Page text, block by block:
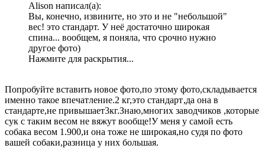
Alison написал(а):
Вы, конечно, извините, но это и не "небольшой"
вес! это стандарт. У неё достаточно широкая
спина... вообщем, я поняла, что срочно нужно
другое фото)
Нажмите для раскрытия...
Попробуйте вставить новое фото,по этому фото,складывается
именно такое впечатление.2 кг,это стандарт,да она в
стандарте,не привышает3кг.Знаю,многих заводчиков ,которые
сук с таким весом не вяжут вообще!У меня у самой есть
собака весом 1.900,и она тоже не широкая,но судя по фото
вашей собаки,разница у них большая.